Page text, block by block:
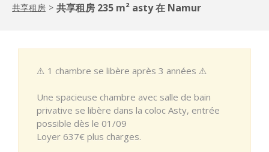
共享租房 > 共享租房 235 m² asty 在 Namur
⚠️ 1 chambre se libère après 3 années ⚠️
Une spacieuse chambre avec salle de bain
privative se libère dans la coloc Asty, entrée
possible dès le 01/09
Loyer 637€ plus charges.